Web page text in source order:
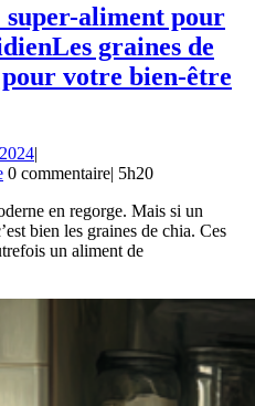
super-aliment pour
Les graines de
votre bien-être
|
0 commentaire| 5h20
en regorge. Mais si un
bien les graines de chia. Ces
un aliment de